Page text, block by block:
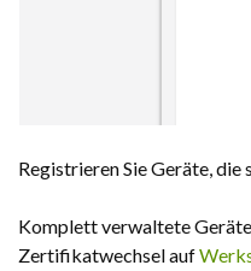
Registrieren Sie Geräte,
Komplett verwaltete
Zertifikatwechsel auf